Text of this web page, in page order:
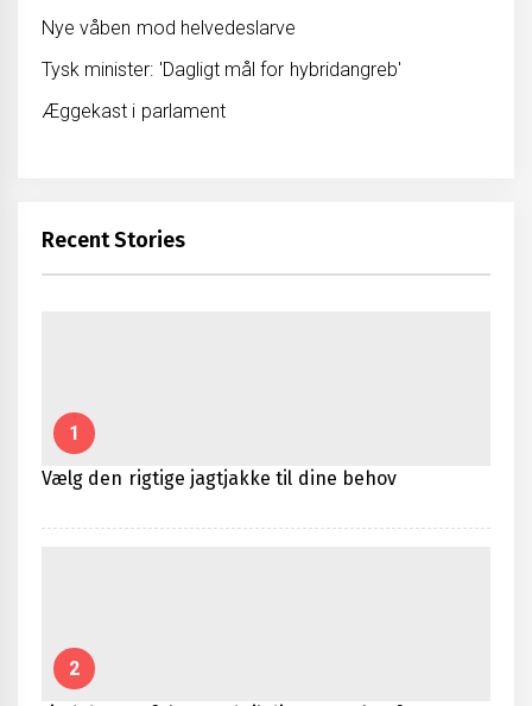
Nye våben mod helvedeslarve
Tysk minister: 'Dagligt mål for hybridangreb'
Æggekast i parlament
Recent Stories
1
Vælg den rigtige jagtjakke til dine behov
2